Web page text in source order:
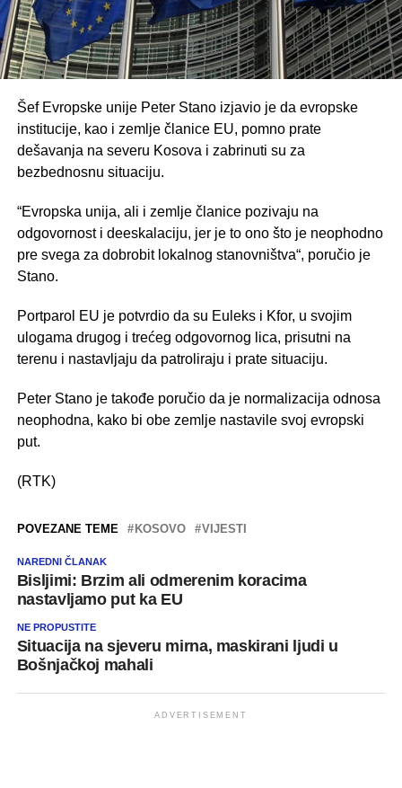
Šef Evropske unije Peter Stano izjavio je da evropske
institucije, kao i zemlje članice EU, pomno prate
dešavanja na severu Kosova i zabrinuti su za
bezbednosnu situaciju.
“Evropska unija, ali i zemlje članice pozivaju na
odgovornost i deeskalaciju, jer je to ono što je neophodno
pre svega za dobrobit lokalnog stanovništva“, poručio je
Stano.
Portparol EU je potvrdio da su Euleks i Kfor, u svojim
ulogama drugog i trećeg odgovornog lica, prisutni na
terenu i nastavljaju da patroliraju i prate situaciju.
Peter Stano je takođe poručio da je normalizacija odnosa
neophodna, kako bi obe zemlje nastavile svoj evropski
put.
(RTK)
POVEZANE TEME KOSOVO VIJESTI
NAREDNI ČLANAK
Bisljimi: Brzim ali odmerenim koracima
nastavljamo put ka EU
NE PROPUSTITE
Situacija na sjeveru mirna, maskirani ljudi u
Bošnjačkoj mahali
ADVERTISEMENT